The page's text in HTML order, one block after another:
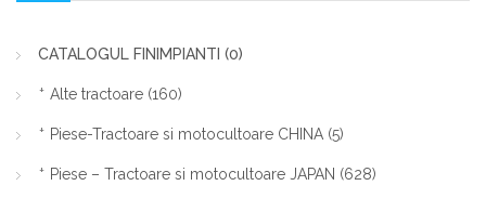
CATALOGUL FINIMPIANTI (0)
Alte tractoare (160)
Piese-Tractoare si motocultoare CHINA (5)
Piese – Tractoare si motocultoare JAPAN (628)